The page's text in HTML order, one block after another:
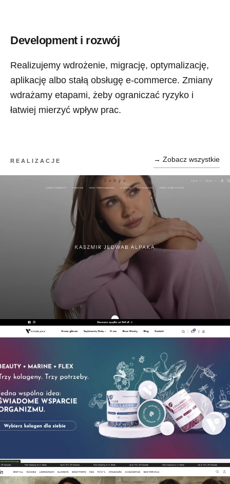
Development i rozwój
Realizujemy wdrożenie, migrację, optymalizację,
aplikację albo stałą obsługę e-commerce. Zmiany
wdrażamy etapami, żeby ograniczać ryzyko i
łatwiej mierzyć wpływ prac.
REALIZACJE → Zobacz wszystkie
Zobacz projekt →
Zobacz projekt →